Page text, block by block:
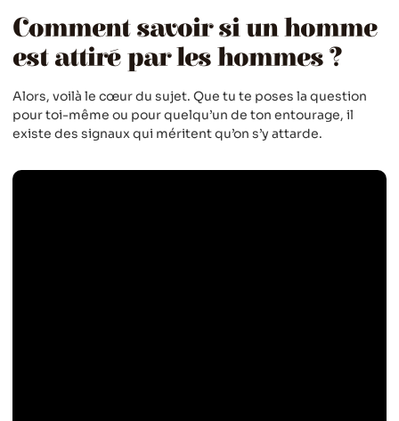
Comment savoir si un homme
est attiré par les hommes ?
Alors, voilà le cœur du sujet. Que tu te poses la question
pour toi-même ou pour quelqu’un de ton entourage, il
existe des signaux qui méritent qu’on s’y attarde.